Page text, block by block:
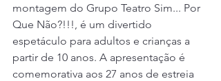
montagem do Grupo Teatro Sim... Por
Que Não?!!!, é um divertido
espetáculo para adultos e crianças a
partir de 10 anos. A apresentação é
comemorativa aos 27 anos de estreia